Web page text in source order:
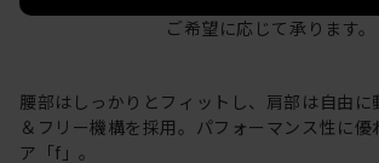
ご希望に応じて承ります。
腰部はしっかりとフィットし、肩部は自由に
＆フリー機構を採用。パフォーマンス性に優
ア「f」。